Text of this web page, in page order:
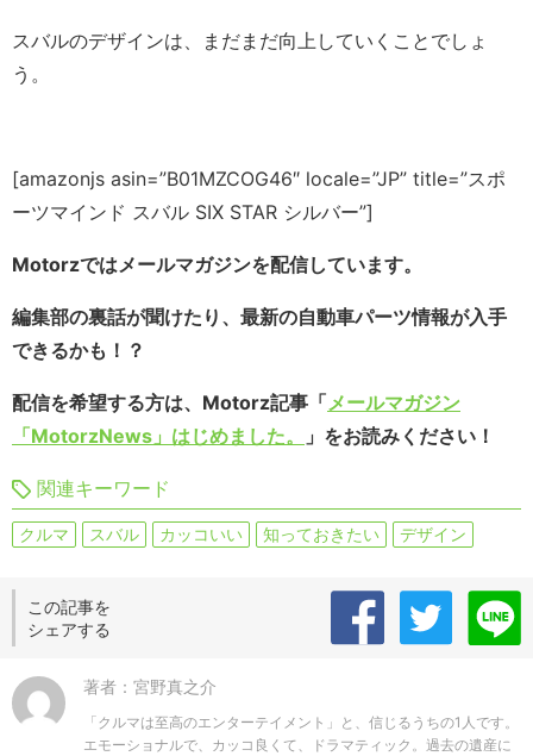
スバルのデザインは、まだまだ向上していくことでしょ
う。
[amazonjs asin=”B01MZCOG46″ locale=”JP” title=”スポ
ーツマインド スバル SIX STAR シルバー”]
Motorzではメールマガジンを配信しています。
編集部の裏話が聞けたり、最新の自動車パーツ情報が入手
できるかも！？
配信を希望する方は、Motorz記事「メールマガジン
「MotorzNews」はじめました。
」をお読みください！
関連キーワード
クルマ スバル カッコいい 知っておきたい デザイン
この記事を
シェアする
著者：宮野真之介
「クルマは至高のエンターテイメント」と、信じるうちの1人です。
エモーショナルで、カッコ良くて、ドラマティック。過去の遺産に